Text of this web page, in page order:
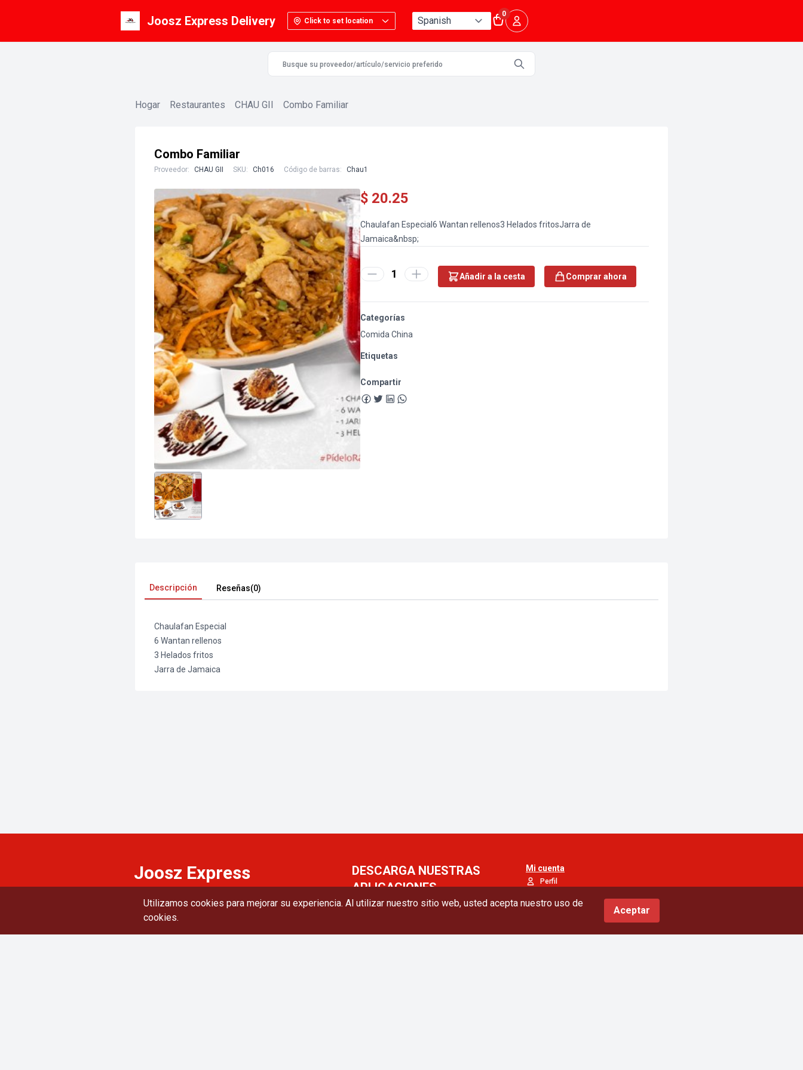
Joosz Express Delivery Click to set location
0
Hogar Restaurantes CHAU GII Combo Familiar
Combo Familiar
Proveedor: CHAU GII SKU: Ch016 Código de barras: Chau1
$ 20.25
Chaulafan Especial6 Wantan rellenos3 Helados fritosJarra de
Jamaica&nbsp;
1 Añadir a la cesta Comprar ahora
Categorías
Comida China
Etiquetas
Compartir
Descripción Reseñas(0)
Chaulafan Especial
6 Wantan rellenos
3 Helados fritos
Jarra de Jamaica
Joosz Express
Delivery
BOLETIN INFORMATIVO
DESCARGA NUESTRAS
APLICACIONES
Siga con nosotros
Mi cuenta
Perfil
direcciones
Utilizamos cookies para mejorar su experiencia. Al utilizar nuestro sitio web, usted acepta nuestro uso de
cookies.
Aceptar